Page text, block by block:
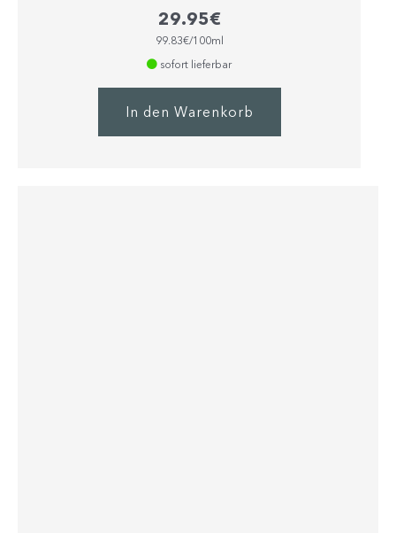
Bewertet mit
5.00
von 5
29.95€
99.83€/100ml
sofort lieferbar
In den Warenkorb